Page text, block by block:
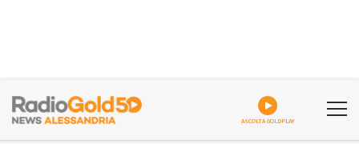
ASCOLTA GOLDPLAY